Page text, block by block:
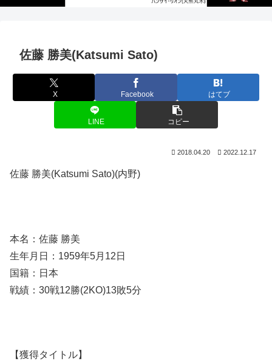
佐藤 勝美(Katsumi Sato)
X Facebook はてブ
LINE コピー
2018.04.20 2022.12.17
佐藤 勝美(Katsumi Sato)(内野)
本名：佐藤 勝美
生年月日：1959年5月12日
国籍：日本
戦績：30戦12勝(2KO)13敗5分
【獲得タイトル】